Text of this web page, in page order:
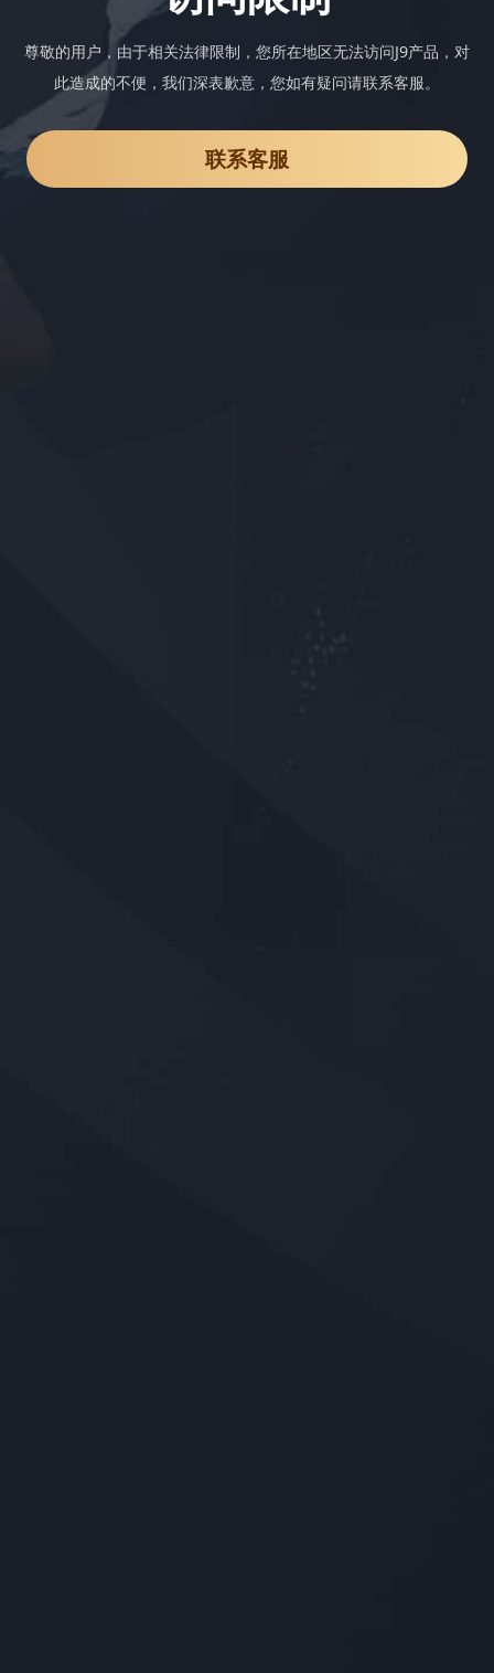
尊敬的用户，由于相关法律限制，您所在地区无法访问J9产品，对
此造成的不便，我们深表歉意，您如有疑问请联系客服。
联系客服